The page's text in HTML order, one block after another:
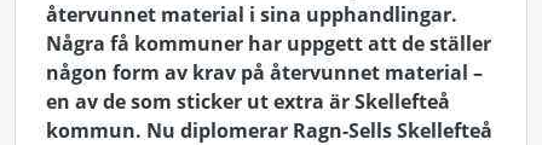
återvunnet material i sina upphandlingar.
Några få kommuner har uppgett att de ställer
någon form av krav på återvunnet material –
en av de som sticker ut extra är Skellefteå
kommun. Nu diplomerar Ragn-Sells Skellefteå